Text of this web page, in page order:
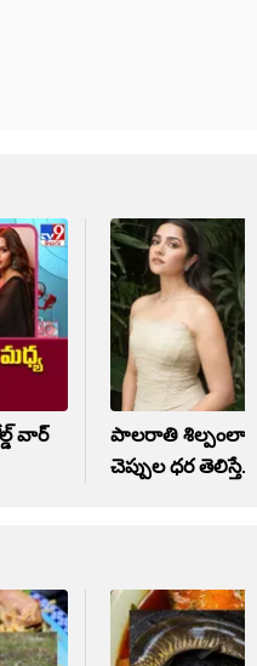
వార్
పాలరాతి శిల్పంలా
చెప్పుల ధర తెలిస్తే..